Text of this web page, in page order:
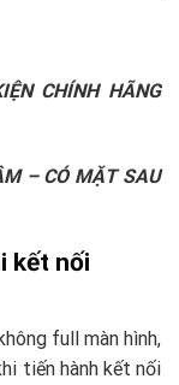
CHÍNH HÃNG
– CÓ MẶT SAU
kết nối
full màn hình,
tiến hành kết nối